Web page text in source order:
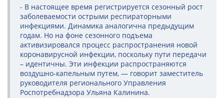
- В настоящее время регистрируется сезонный рост
заболеваемости острыми респираторными
инфекциями. Динамика аналогична предыдущим
годам. Но на фоне сезонного подъема
активизировался процесс распространения новой
коронавирусной инфекции, поскольку пути передачи
– идентичны. Эти инфекции распространяются
воздушно-капельным путем, — говорит заместитель
руководителя регионального Управления
Роспотребнадзора Ульяна Калинина.